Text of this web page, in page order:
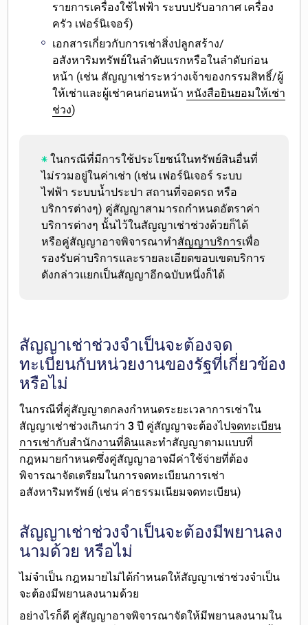
รายการเครื่องใช้ไฟฟ้า ระบบปรับอากาศ เครื่อง
ครัว เฟอร์นิเจอร์)
เอกสารเกี่ยวกับการเช่าสิ่งปลูกสร้าง/
อสังหาริมทรัพย์ในลำดับแรกหรือในลำดับก่อน
หน้า (เช่น สัญญาเช่าระหว่างเจ้าของกรรมสิทธิ์/ผู้
ให้เช่าและผู้เช่าคนก่อนหน้าหนังสือยินยอมให้เช่า
ช่วง)
ในกรณีที่มีการใช้ประโยชน์ในทรัพย์สินอื่นที่
ไม่รวมอยู่ในค่าเช่า (เช่น เฟอร์นิเจอร์ ระบบ
ไฟฟ้า ระบบน้ำประปา สถานที่จอดรถ หรือ
บริการต่างๆ) คู่สัญญาสามารถกำหนดอัตราค่า
บริการต่างๆ นั้นไว้ในสัญญาเช่าช่วงด้วยก็ได้
หรือคู่สัญญาอาจพิจารณาทำสัญญาบริการเพื่อ
รองรับค่าบริการและรายละเอียดขอบเขตบริการ
ดังกล่าวแยกเป็นสัญญาอีกฉบับหนึ่งก็ได้
สัญญาเช่าช่วงจำเป็นจะต้องจด
ทะเบียนกับหน่วยงานของรัฐที่เกี่ยวข้อง
หรือไม่
ในกรณีที่คู่สัญญาตกลงกำหนดระยะเวลาการเช่าใน
สัญญาเช่าช่วงเกินกว่า 3 ปี คู่สัญญาจะต้องไปจดทะเบียน
การเช่ากับสำนักงานที่ดินและทำสัญญาตามแบบที่
กฎหมายกำหนดซึ่งคู่สัญญาอาจมีค่าใช้จ่ายที่ต้อง
พิจารณาจัดเตรียมในการจดทะเบียนการเช่า
อสังหาริมทรัพย์ (เช่น ค่าธรรมเนียมจดทะเบียน)
สัญญาเช่าช่วงจำเป็นจะต้องมีพยานลง
นามด้วย หรือไม่
ไม่จำเป็น กฎหมายไม่ได้กำหนดให้สัญญาเช่าช่วงจำเป็น
จะต้องมีพยานลงนามด้วย
อย่างไรก็ดี คู่สัญญาอาจพิจารณาจัดให้มีพยานลงนามใน